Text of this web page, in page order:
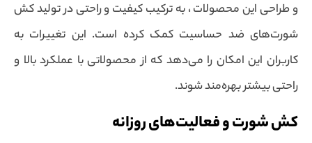
و طراحی این محصولات ، به ترکیب کیفیت و راحتی در تولید کش
شورت‌های ضد حساسیت کمک کرده است. این تغییرات به
کاربران این امکان را می‌دهد که از محصولاتی با عملکرد بالا و
راحتی بیشتر بهره‌مند شوند.
کش شورت و فعالیت‌های روزانه